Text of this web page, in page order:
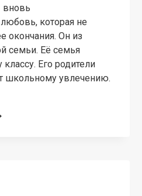
вновь
которая не
окончания. Он из
семьи. Её семья
Его родители
школьному увлечению.